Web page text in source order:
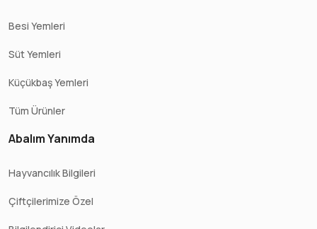
Besi Yemleri
Süt Yemleri
Küçükbaş Yemleri
Tüm Ürünler
Abalım Yanımda
Hayvancılık Bilgileri
Çiftçilerimize Özel